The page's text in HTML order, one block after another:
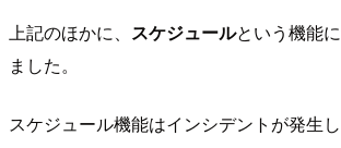
上記のほかに、 スケジュールという機能
ました。
スケジュール機能はインシデントが発生